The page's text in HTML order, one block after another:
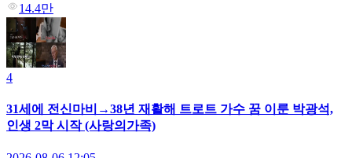
14.4만
4
31세에 전신마비→38년 재활해 트로트 가수 꿈 이룬 박광석,
인생 2막 시작 (사랑의가족)